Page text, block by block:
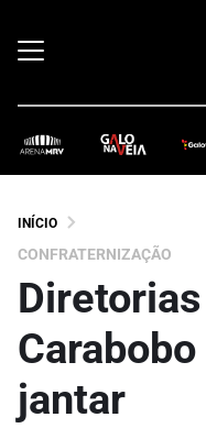
INÍCIO
CONFRATERNIZAÇÃO
jantar